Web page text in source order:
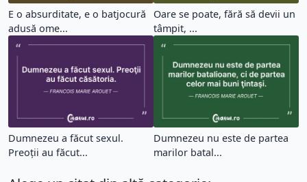
E o absurditate, e o batjocură
adusă ome...
Oare se poate, fără să devii un
tâmpit, ...
Dumnezeu a făcut sexul.
Preoţii au făcut...
Dumnezeu nu este de partea
marilor batal...